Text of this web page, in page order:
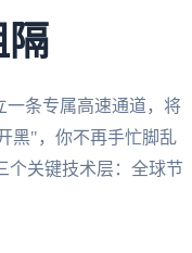
隔
一条专属高速通道，将
黑"，你不再手忙脚乱
个关键技术层：全球节